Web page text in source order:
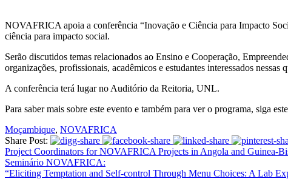
NOVAFRICA apoia a conferência “Inovação e Ciência para Impacto
ciência para impacto social.
Serão discutidos temas relacionados ao Ensino e Cooperação,
organizações, profissionais, acadêmicos e estudantes interessados nessas
A conferência terá lugar no Auditório da Reitoria, UNL.
Para saber mais sobre este evento e também para ver o programa, siga este
Moçambique, NOVAFRICA
Share Post:
Project Coordinators for NOVAFRICA Projects in Angola and Guinea-
Seminário NOVAFRICA:
“Eliciting Temptation and Self-control Through Menu Choices: A Lab